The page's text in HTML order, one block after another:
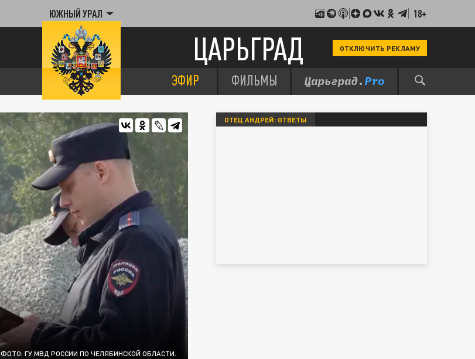
ЮЖНЫЙ УРАЛ 18+
ЦАРЬГРАД ОТКЛЮЧИТЬ РЕКЛАМУ
ЭФИР ФИЛЬМЫ
ФОТО: ГУ МВД РОССИИ ПО ЧЕЛЯБИНСКОЙ ОБЛАСТИ.
ОТЕЦ АНДРЕЙ: ОТВЕТЫ